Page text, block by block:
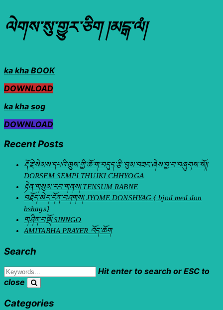
ལེགས་སུ་གྱུར་ཅིག །མངྒ་ལཾ།
ka kha BOOK
DOWNLOAD
ka kha sog
DOWNLOAD
Recent Posts
རྡོ་རྗེ་སེམས་དཔའི་ཁྲུས་ཀྱི་ཆོ་ག་བདུད་རྩི་བུམ་བཟང་ཞེས་བྱ་བ་བཞུགས་སོ།།
DORSEM SEMPI THUIKI CHHYOGA
རྟེན་གསུམ་རབ་གནས། TENSUM RABNE
བརྗོད་མེད་དོན་བཤགས། JYOME DONSHYAG { bjod med don
bshags}
གཤིན་བསྔོ། SINNGO
AMITABHA PRAYER འོད་ཆོག
Search
Hit enter to search or ESC to
close
Categories